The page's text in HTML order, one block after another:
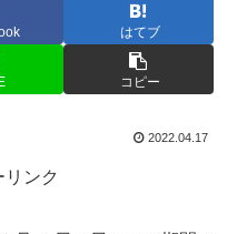
はてブ
コピー
2022.04.17
リンク